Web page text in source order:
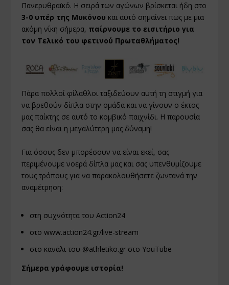
Πανερυθραϊκό. Η σειρά των αγώνων βρίσκεται ήδη στο
3-0 υπέρ της Μυκόνου και αυτό σημαίνει πως με μια
ακόμη νίκη σήμερα, παίρνουμε το εισιτήριο για
τον Τελικό του φετινού Πρωταθλήματος!
Πάρα πολλοί φίλαθλοι ταξιδεύουν αυτή τη στιγμή για
να βρεθούν δίπλα στην ομάδα και να γίνουν ο έκτος
μας παίκτης σε αυτό το κομβικό παιχνίδι. Η παρουσία
σας θα είναι η μεγαλύτερη μας δύναμη!
Για όσους δεν μπορέσουν να είναι εκεί, σας
περιμένουμε νοερά δίπλα μας και σας υπενθυμίζουμε
τους τρόπους για να παρακολουθήσετε ζωντανά την
αναμέτρηση:
στη συχνότητα του Action24
στοwww.action24.gr/live-stream
στο κανάλι του @athletiko.gr στο YouTube
Σήμερα γράφουμε ιστορία!